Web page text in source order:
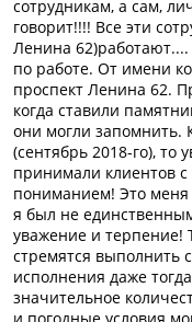
сотрудникам, а сам,
говорит!!!! Все эти
Ленина
по работе. От имени
проспект Ленина 62.
когда ставили
они могли запомнить.
(сентябрь 2018-го), то
принимали клиентов
пониманием! Это меня
я был не
уважение и терпение!
стремятся выполнить
исполнения даже
значительное